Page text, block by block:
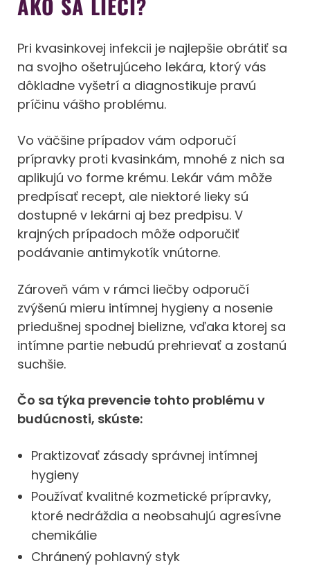
Pri kvasinkovej infekcii je najlepšie obrátiť sa
na svojho ošetrujúceho lekára, ktorý vás
dôkladne vyšetrí a diagnostikuje pravú
príčinu vášho problému.
Vo väčšine prípadov vám odporučí
prípravky proti kvasinkám, mnohé z nich sa
aplikujú vo forme krému. Lekár vám môže
predpísať recept, ale niektoré lieky sú
dostupné v lekárni aj bez predpisu. V
krajných prípadoch môže odporučiť
podávanie antimykotík vnútorne.
Zároveň vám v rámci liečby odporučí
zvýšenú mieru intímnej hygieny a nosenie
priedušnej spodnej bielizne, vďaka ktorej sa
intímne partie nebudú prehrievať a zostanú
suchšie.
Čo sa týka prevencie tohto problému v
budúcnosti, skúste:
Praktizovať zásady správnej intímnej
hygieny
Používať kvalitné kozmetické prípravky,
ktoré nedráždia a neobsahujú agresívne
chemikálie
Chránený pohlavný styk